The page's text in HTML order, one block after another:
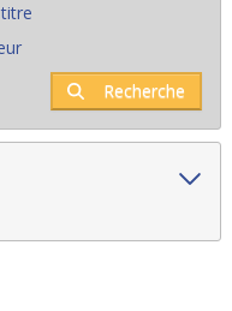
Recherche